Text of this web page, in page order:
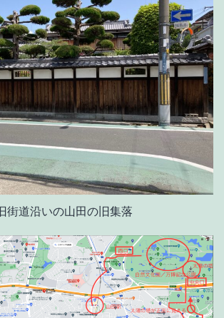
旧街道沿いの山田の旧集落